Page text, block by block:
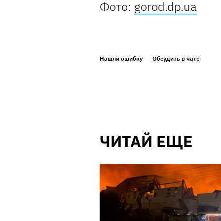
Фото: gorod.dp.ua
Нашли ошибку Обсудить в чате
ЧИТАЙ ЕЩЕ